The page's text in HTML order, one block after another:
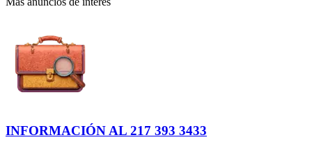
INFORMACIÓN AL 217 393 3433